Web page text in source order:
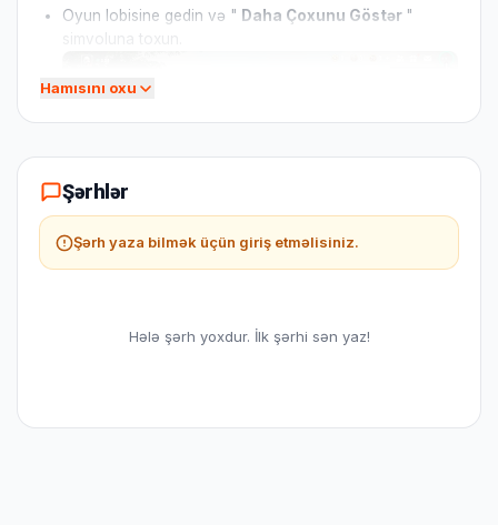
Oyun lobisine gedin və " Daha Çoxunu Göstər "
simvoluna toxun.
AYARLAR'a gedin.
Hamısını oxu
Şərhlər
Şərh yaza bilmək üçün giriş etməlisiniz.
Hələ şərh yoxdur. İlk şərhi sən yaz!